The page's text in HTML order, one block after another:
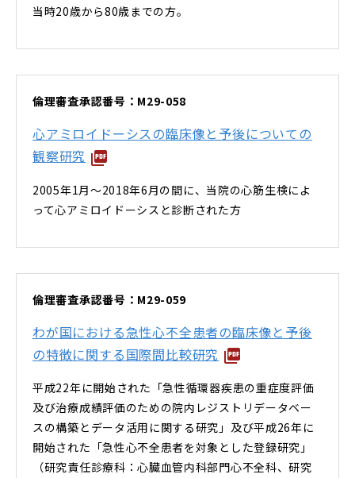
当時20歳から80歳までの方。
倫理審査承認番号：M29-058
心アミロイドーシスの臨床像と予後についての
観察研究
2005年1月～2018年6月の間に、当院の心筋生検によ
って心アミロイドーシスと診断された方
倫理審査承認番号：M29-059
わが国における急性心不全患者の臨床像と予後
の特徴に関する国際間比較研究
平成22年に開始された「急性循環器疾患の重症度評価
及び治療成績評価のための院内レジストリデータベー
スの構築とデータ活用に関する研究」及び平成26年に
開始された「急性心不全患者を対象とした登録研究」
（研究責任診療科：心臓血管内科部門心不全科、研究